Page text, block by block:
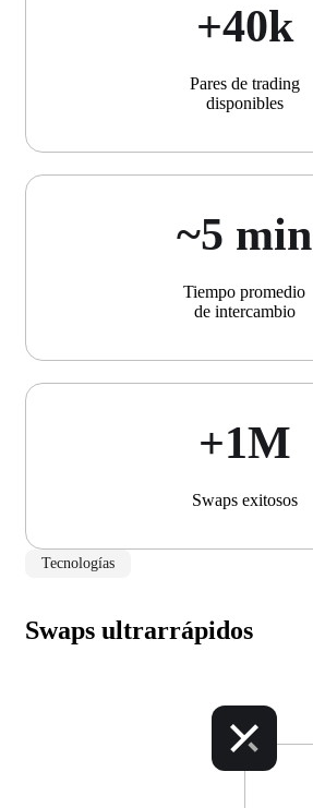
+40k
Pares de trading
disponibles
~5 min
Tiempo promedio
de intercambio
+1М
Swaps exitosos
Tecnologías
Swaps ultrarrápidos